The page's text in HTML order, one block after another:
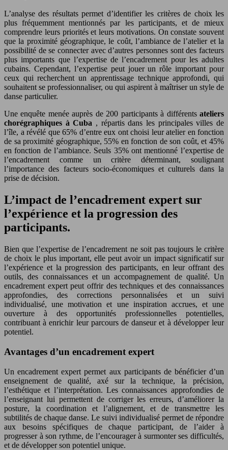
L’analyse des résultats permet d’identifier les critères de choix les
plus fréquemment mentionnés par les participants, et de mieux
comprendre leurs priorités et leurs motivations. On constate souvent
que la proximité géographique, le coût, l’ambiance de l’atelier et la
possibilité de se connecter avec d’autres personnes sont des facteurs
plus importants que l’expertise de l’encadrement pour les adultes
cubains. Cependant, l’expertise peut jouer un rôle important pour
ceux qui recherchent un apprentissage technique approfondi, qui
souhaitent se professionnaliser, ou qui aspirent à maîtriser un style de
danse particulier.
Une enquête menée auprès de 200 participants à différents ateliers
chorégraphiques à Cuba , répartis dans les principales villes de
l’île, a révélé que 65% d’entre eux ont choisi leur atelier en fonction
de sa proximité géographique, 55% en fonction de son coût, et 45%
en fonction de l’ambiance. Seuls 35% ont mentionné l’expertise de
l’encadrement comme un critère déterminant, soulignant
l’importance des facteurs socio-économiques et culturels dans la
prise de décision.
L’impact de l’encadrement expert sur
l’expérience et la progression des
participants.
Bien que l’expertise de l’encadrement ne soit pas toujours le critère
de choix le plus important, elle peut avoir un impact significatif sur
l’expérience et la progression des participants, en leur offrant des
outils, des connaissances et un accompagnement de qualité. Un
encadrement expert peut offrir des techniques et des connaissances
approfondies, des corrections personnalisées et un suivi
individualisé, une motivation et une inspiration accrues, et une
ouverture à des opportunités professionnelles potentielles,
contribuant à enrichir leur parcours de danseur et à développer leur
potentiel.
Avantages d’un encadrement expert
Un encadrement expert permet aux participants de bénéficier d’un
enseignement de qualité, axé sur la technique, la précision,
l’esthétique et l’interprétation. Les connaissances approfondies de
l’enseignant lui permettent de corriger les erreurs, d’améliorer la
posture, la coordination et l’alignement, et de transmettre les
subtilités de chaque danse. Le suivi individualisé permet de répondre
aux besoins spécifiques de chaque participant, de l’aider à
progresser à son rythme, de l’encourager à surmonter ses difficultés,
et de développer son potentiel unique.